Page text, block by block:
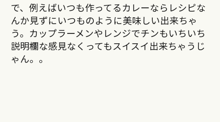
で、例えばいつも作ってるカレーならレシピな
んか見ずにいつものように美味しい出来ちゃ
う。カップラーメンやレンジでチンもいちいち
説明欄な感見なくってもスイスイ出来ちゃうじ
ゃん。。